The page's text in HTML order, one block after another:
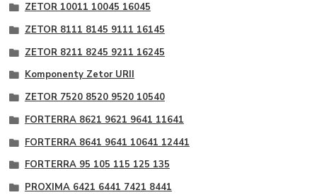
ZETOR 10011 10045 16045
ZETOR 8111 8145 9111 16145
ZETOR 8211 8245 9211 16245
Komponenty Zetor URII
ZETOR 7520 8520 9520 10540
FORTERRA 8621 9621 9641 11641
FORTERRA 8641 9641 10641 12441
FORTERRA 95 105 115 125 135
PROXIMA 6421 6441 7421 8441